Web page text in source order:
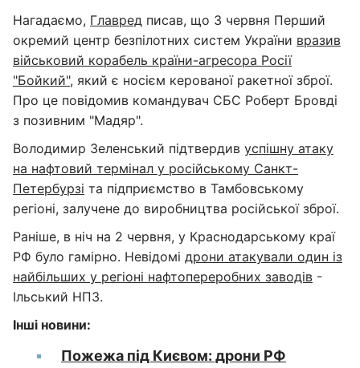
Нагадаємо, Главред писав, що 3 червня Перший
окремий центр безпілотних систем України вразив
військовий корабель країни-агресора Росії
"Бойкий", який є носієм керованої ракетної зброї.
Про це повідомив командувач СБС Роберт Бровді
з позивним "Мадяр".
Володимир Зеленський підтвердив успішну атаку
на нафтовий термінал у російському Санкт-
Петербурзі та підприємство в Тамбовському
регіоні, залучене до виробництва російської зброї.
Раніше, в ніч на 2 червня, у Краснодарському краї
РФ було гамірно. Невідомі дрони атакували один із
найбільших у регіоні нафтопереробних заводів -
Ільський НПЗ.
Інші новини:
Пожежа під Києвом: дрони РФ